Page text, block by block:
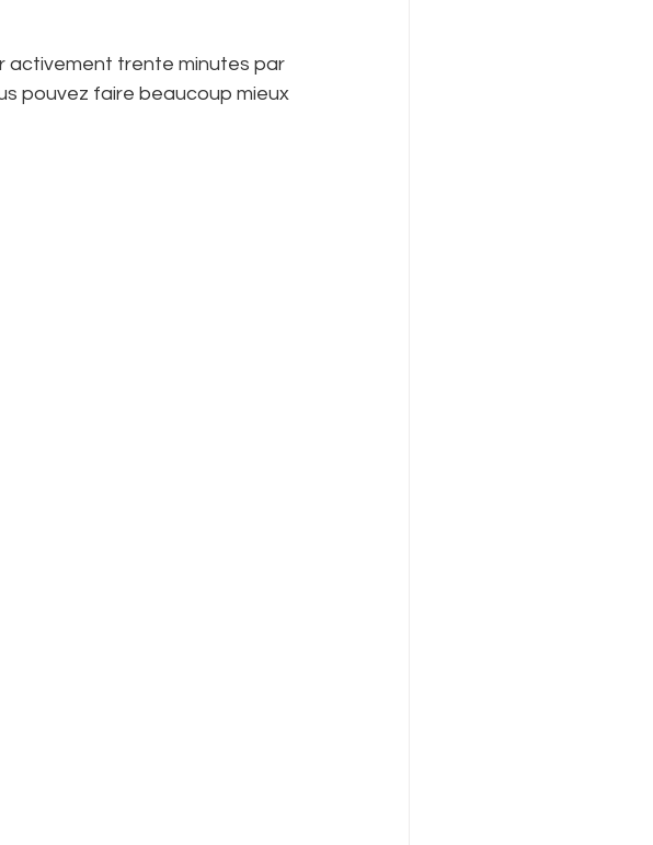
activement trente minutes par
pouvez faire beaucoup mieux